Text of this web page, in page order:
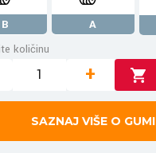
B A
količinu
+
SAZNAJ VIŠE O GUMI